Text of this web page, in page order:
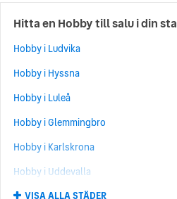
Hitta en Hobby till salu i din
Hobby i Ludvika
Hobby i Hyssna
Hobby i Luleå
Hobby i Glemmingbro
Hobby i Karlskrona
Hobby i Uddevalla
Hobby i Karlstad
VISA ALLA STÄDER